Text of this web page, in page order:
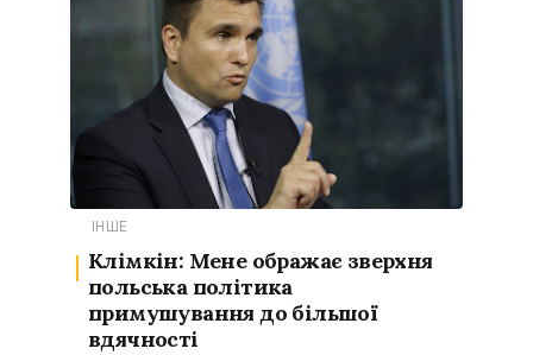
ІНШЕ
Клімкін: Мене ображає зверхня
польська політика
примушування до більшої
вдячності